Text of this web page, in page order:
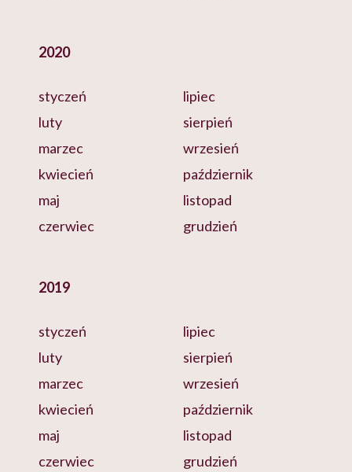
2020
styczeń
luty
marzec
kwiecień
maj
czerwiec
lipiec
sierpień
wrzesień
październik
listopad
grudzień
2019
styczeń
luty
marzec
kwiecień
maj
czerwiec
lipiec
sierpień
wrzesień
październik
listopad
grudzień